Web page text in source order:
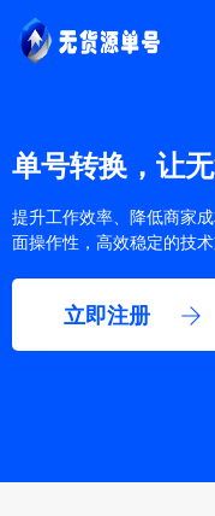
单号转换，让
提升工作效率、降低商家
面操作性，高效稳定的技术
立即注册